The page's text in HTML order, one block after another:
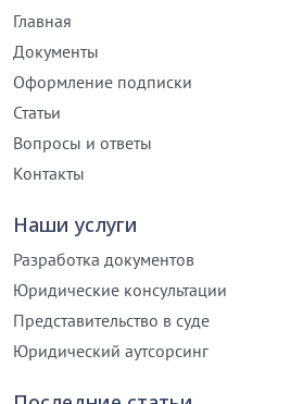
Главная
Документы
Оформление подписки
Статьи
Вопросы и ответы
Контакты
Наши услуги
Разработка документов
Юридические консультации
Представительство в суде
Юридический аутсорсинг